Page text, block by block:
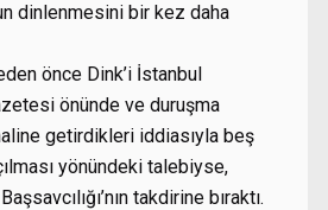
dinlenmesini bir kez daha
önce Dink’i İstanbul
önünde ve duruşma
getirdikleri iddiasıyla beş
yönündeki talebiyse,
takdirine bıraktı.